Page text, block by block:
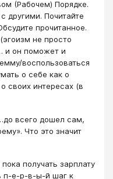
(Рабочем) Порядке.
другими. Почитайте
прочитанное.
не просто
и он поможет и
воспользоваться
о себе как о
своих интересах (в
всего дошел сам,
Что это значит
получать зарплату
п-е-р-в-ы-й шаг к